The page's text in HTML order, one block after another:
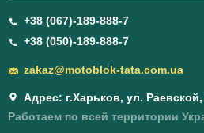
+38 (067)-189-888-7
+38 (050)-189-888-7
zakaz@motoblok-tata.com.ua
Адрес: г.Харьков, ул. Раевской,
Работаем по всей территории